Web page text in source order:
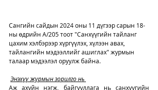
Сангийн сайдын 2024 оны 11 дүгээр сарын 18-
ны өдрийн А/205 тоот "Санхүүгийн тайланг
цахим хэлбэрээр хүргүүлэх, хүлээн авах,
тайлангийн мэдээллийг ашиглах" журмын
талаар мэдээлэл оруулж байна.
Энэхүү журмын зорилго нь
Аж ахуйн нэгж, байгууллага нь санхүүгийн